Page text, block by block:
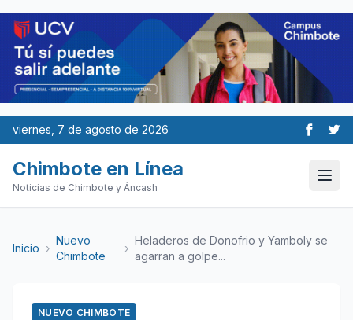
viernes, 7 de agosto de 2026
Chimbote en Línea
Noticias de Chimbote y Áncash
Inicio ›
Nuevo
Chimbote
›
Heladeros de Donofrio y Yamboly se
agarran a golpe...
NUEVO CHIMBOTE